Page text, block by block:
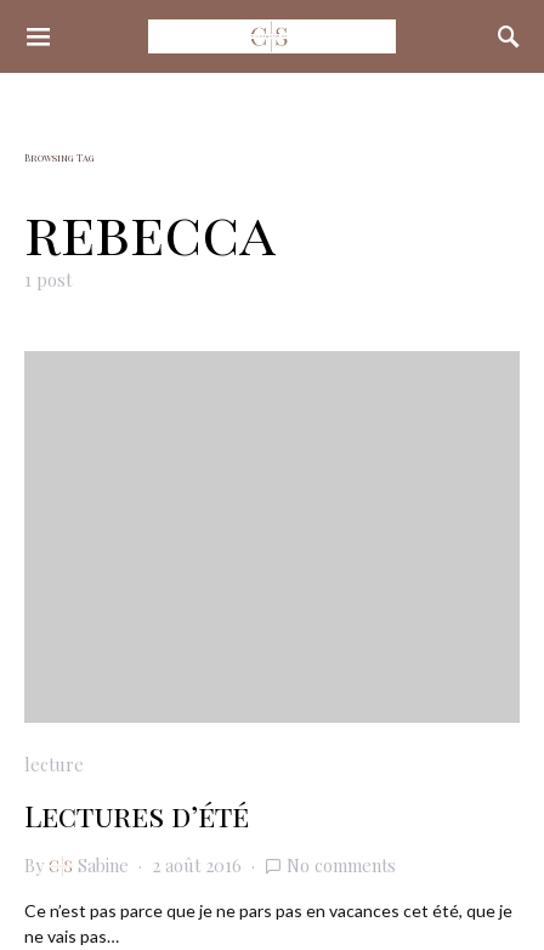
Search for:
Browsing Tag
rebecca
1 post
lecture
Lectures d’été
By Sabine 2 août 2016 No comments
Ce n’est pas parce que je ne pars pas en vacances cet été, que je
ne vais pas…